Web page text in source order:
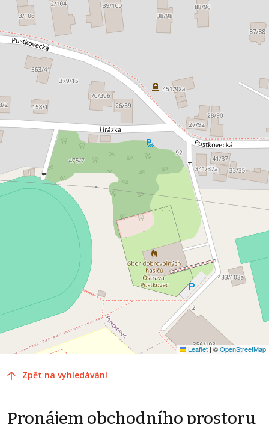
Leaflet | ©OpenStreetMap
Zpět na vyhledávání
Pronájem obchodního prostoru